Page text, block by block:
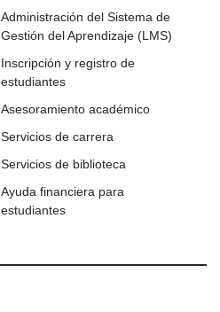
Administración del Sistema de
Gestión del Aprendizaje (LMS)
Inscripción y registro de
estudiantes
Asesoramiento académico
Servicios de carrera
Servicios de biblioteca
Ayuda financiera para
estudiantes